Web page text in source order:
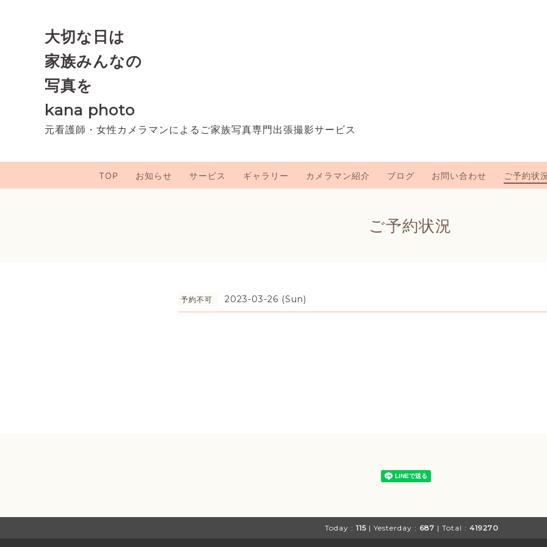
大切な日は
家族みんなの
写真を
kana photo
元看護師・女性カメラマンによるご家族写真専門出張撮影サービス
TOP お知らせ サービス ギャラリー カメラマン紹介 ブログ お問い合わせ ご予約状況
ご予約状況
予約不可 2023-03-26 (Sun)
Today : 115 | Yesterday : 687 | Total : 419270